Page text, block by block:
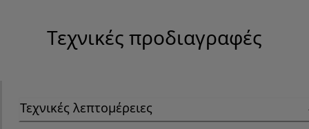
Τεχνικές προδιαγραφές
Τεχνικές λεπτομέρειες